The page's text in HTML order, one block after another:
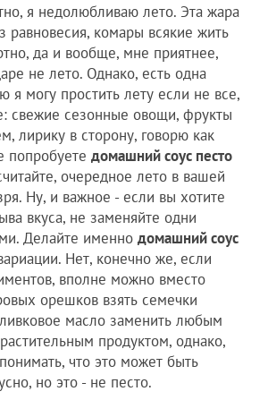
я недолюбливаю лето. Эта жара
равновесия, комары всякие жить
да и вообще, мне приятнее,
не лето. Однако, есть одна
я могу простить лету если не все,
свежие сезонные овощи, фрукты
лирику в сторону, говорю как
попробуете домашний соус песто
очередное лето в вашей
Ну, и важное - если вы хотите
вкуса, не заменяйте одни
Делайте именно домашний соус
Нет, конечно же, если
вполне можно вместо
орешков взять семечки
масло заменить любым
продуктом, однако,
что это может быть
но это - не песто.